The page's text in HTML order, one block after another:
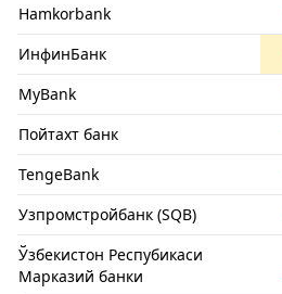
Hamkorbank
ИнфинБанк
MyBank
Пойтахт банк
TengeBank
Узпромстройбанк (SQB)
Ўзбекистон Респубикаси
Марказий банки